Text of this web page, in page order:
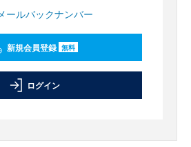
ールバックナンバー
新規会員登録 無料
ログイン